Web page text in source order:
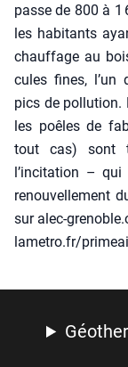
passe de 800 à 1
les habi­tants
chauf­fage au
cules fines, l’un
pics de pol­lu­tion.
les poêles de
tout cas) sont
l’incitation –
renou­vel­le­ment
sur alec-
lametro.fr/